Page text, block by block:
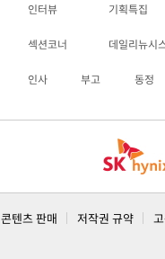
인터뷰 기획특집
섹션코너 데일리뉴시
인사 부고 동정
콘텐츠 판매 저작권 규약